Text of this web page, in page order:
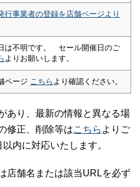
行事業者の登録を店舗ページより
は不明です。 セール開催日のご
よりお願いします。
ページ こちら より確認ください。
あり、最新の情報と異なる場
修正、削除等はこちら よりご
内に対応いたします。
店舗名または該当URLを必ず